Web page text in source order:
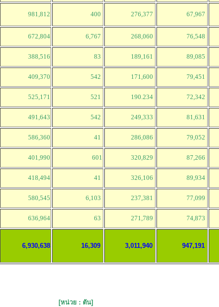
981,812 400 276,377 67,967
672,804 6,767 268,060 76,548
388,516 83 189,161 89,085
409,370 542 171,600 79,451
525,171 521 190.234 72,342
491,643 542 249,333 81,631
586,360 41 286,086 79,052
401,990 601 320,829 87,266
418,494 41 326,106 89,934
580,545 6,103 237,381 77,099
636,964 63 271,789 74,873
6,930,638 16,309 3,011,940 947,191
น]